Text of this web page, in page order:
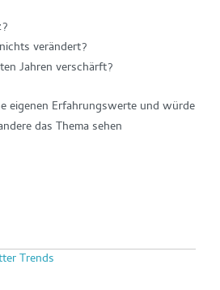
verändert?
Jahren verschärft?
eigenen Erfahrungswerte und würde
das Thema sehen
Trends